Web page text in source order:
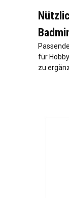
für
zu